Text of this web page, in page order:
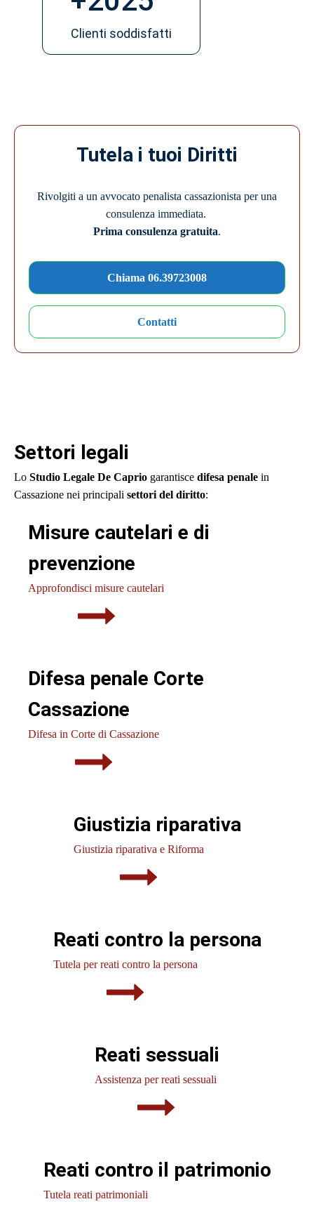
Clienti soddisfatti
Tutela i tuoi Diritti
Rivolgiti a un avvocato penalista cassazionista per una
consulenza immediata.
Prima consulenza gratuita.
Chiama 06.39723008
Contatti
Settori legali
Lo Studio Legale De Caprio garantisce difesa penale in
Cassazione nei principali settori del diritto:
Misure cautelari e di
prevenzione
Approfondisci misure cautelari
Difesa penale Corte
Cassazione
Difesa in Corte di Cassazione
Giustizia riparativa
Giustizia riparativa e Riforma
Reati contro la persona
Tutela per reati contro la persona
Reati sessuali
Assistenza per reati sessuali
Reati contro il patrimonio
Tutela reati patrimoniali